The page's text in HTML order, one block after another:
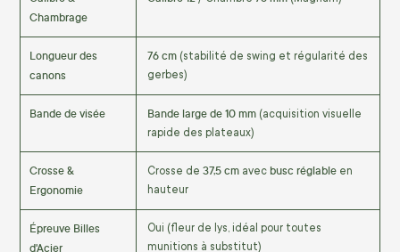
Chambrage
Longueur des
canons
76 cm (stabilité de swing et régularité des
gerbes)
Bande de visée Bande large de 10 mm (acquisition visuelle
rapide des plateaux)
Crosse &
Ergonomie
Crosse de 37,5 cm avec busc réglable en
hauteur
Épreuve Billes
d'Acier
Oui (fleur de lys, idéal pour toutes
munitions à substitut)